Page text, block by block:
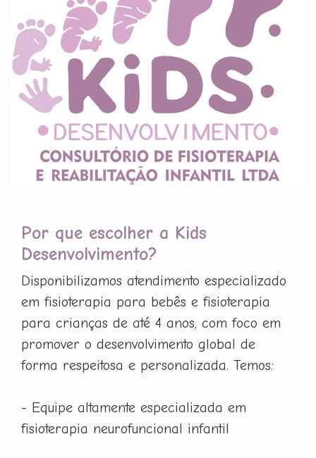
Por que escolher a Kids
Desenvolvimento?
Disponibilizamos atendimento especializado
em fisioterapia para bebês e fisioterapia
para crianças de até 4 anos, com foco em
promover o desenvolvimento global de
forma respeitosa e personalizada. Temos:
- Equipe altamente especializada em
fisioterapia neurofuncional infantil